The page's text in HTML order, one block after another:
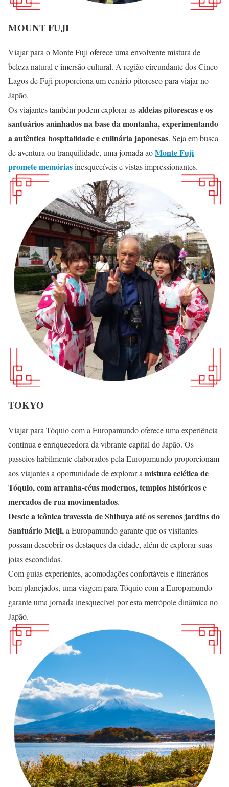
MOUNT FUJI
Viajar para o Monte Fuji oferece uma envolvente mistura de
beleza natural e imersão cultural. A região circundante dos Cinco
Lagos de Fuji proporciona um cenário pitoresco para viajar no
Japão.
Os viajantes também podem explorar asaldeias pitorescas e os
santuários aninhados na base da montanha, experimentando
a autêntica hospitalidade e culinária japonesas. Seja em busca
de aventura ou tranquilidade, uma jornada aoMonte Fuji
promete memóriasinesquecíveis e vistas impressionantes.
TOKYO
Viajar para Tóquio com a Europamundo oferece uma experiência
contínua e enriquecedora da vibrante capital do Japão. Os
passeios habilmente elaborados pela Europamundo proporcionam
aos viajantes a oportunidade de explorar a mistura eclética de
Tóquio, com arranha-céus modernos, templos históricos e
mercados de rua movimentados.
Desde a icônica travessia de Shibuya até os serenos jardins do
Santuário Meiji,a Europamundo garante que os visitantes
possam descobrir os destaques da cidade, além de explorar suas
joias escondidas.
Com guias experientes, acomodações confortáveis e itinerários
bem planejados, uma viagem para Tóquio com a Europamundo
garante uma jornada inesquecível por esta metrópole dinâmica no
Japão.